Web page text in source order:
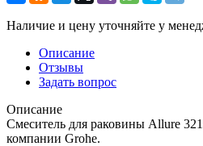
Наличие и цену уточняйте у
Описание
Отзывы
Задать вопрос
Описание
Смеситель для раковины Allure
компании Grohe.